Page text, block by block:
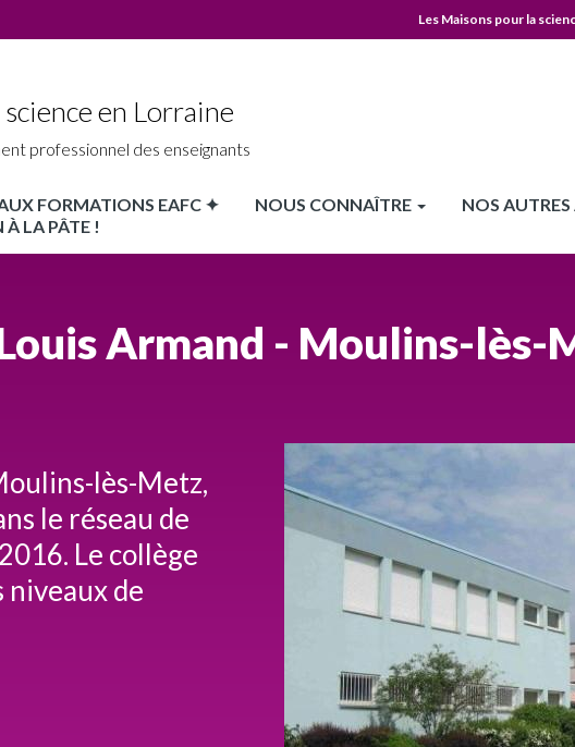
MPLS
Les Maisons pour la
en Lorraine
professionnel des enseignants
FORMATIONS EAFC ✦ NOUS CONNAÎTRE NOS
À LA PÂTE !
Armand - Moulins-lès-
lès-Metz,
le réseau de
Le collège
niveaux de